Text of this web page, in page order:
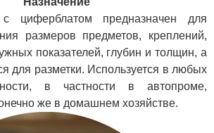
с циферблатом предназначен для
размеров предметов, креплений,
показателей, глубин и толщин, а
для разметки. Используется в любых
в частности в автопроме,
же в домашнем хозяйстве.